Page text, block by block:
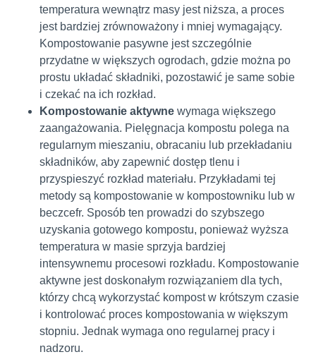
temperatura wewnątrz masy jest niższa, a proces
jest bardziej zrównoważony i mniej wymagający.
Kompostowanie pasywne jest szczególnie
przydatne w większych ogrodach, gdzie można po
prostu układać składniki, pozostawić je same sobie
i czekać na ich rozkład.
Kompostowanie aktywne wymaga większego
zaangażowania. Pielęgnacja kompostu polega na
regularnym mieszaniu, obracaniu lub przekładaniu
składników, aby zapewnić dostęp tlenu i
przyspieszyć rozkład materiału. Przykładami tej
metody są kompostowanie w kompostowniku lub w
beczcefr. Sposób ten prowadzi do szybszego
uzyskania gotowego kompostu, ponieważ wyższa
temperatura w masie sprzyja bardziej
intensywnemu procesowi rozkładu. Kompostowanie
aktywne jest doskonałym rozwiązaniem dla tych,
którzy chcą wykorzystać kompost w krótszym czasie
i kontrolować proces kompostowania w większym
stopniu. Jednak wymaga ono regularnej pracy i
nadzoru.